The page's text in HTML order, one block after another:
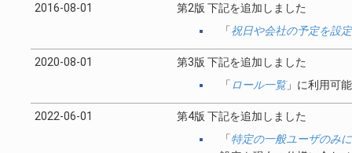
2016-08-01
第2版 下記を追加しました
「祝日や会社の予定を設
2020-08-01
第3版 下記を追加しました
「 ロール一覧」に利用可
2022-06-01
第4版 下記を追加しました
「特定の一般ユーザのみ